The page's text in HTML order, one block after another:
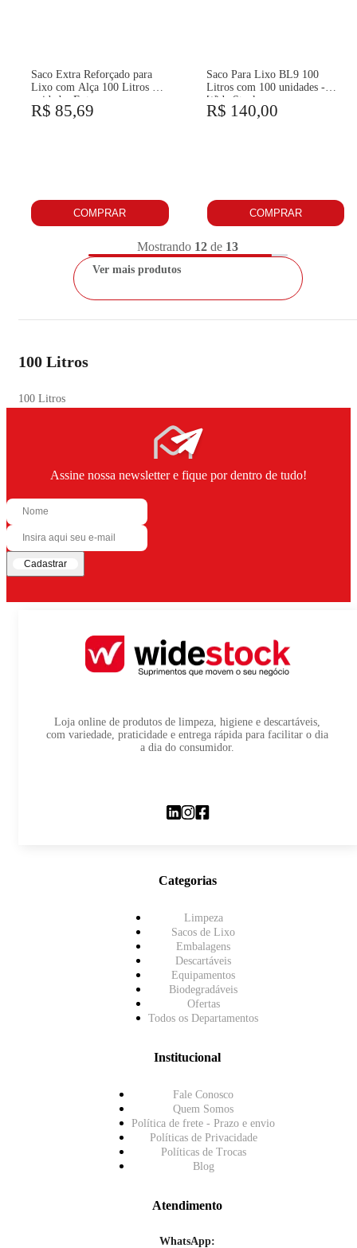
Saco Extra Reforçado para
Lixo com Alça 100 Litros 30
unidades Extrusa
R$ 85,69
COMPRAR
Saco Para Lixo BL9 100
Litros com 100 unidades -
Wide Stock
R$ 140,00
COMPRAR
Mostrando 12 de 13
Ver mais produtos
100 Litros
100 Litros
Assine nossa newsletter e fique por dentro de tudo!
Cadastrar
Loja online de produtos de limpeza, higiene e descartáveis,
com variedade, praticidade e entrega rápida para facilitar o dia
a dia do consumidor.
Categorias
Limpeza
Sacos de Lixo
Embalagens
Descartáveis
Equipamentos
Biodegradáveis
Ofertas
Todos os Departamentos
Institucional
Fale Conosco
Quem Somos
Política de frete - Prazo e envio
Políticas de Privacidade
Políticas de Trocas
Blog
Atendimento
WhatsApp: